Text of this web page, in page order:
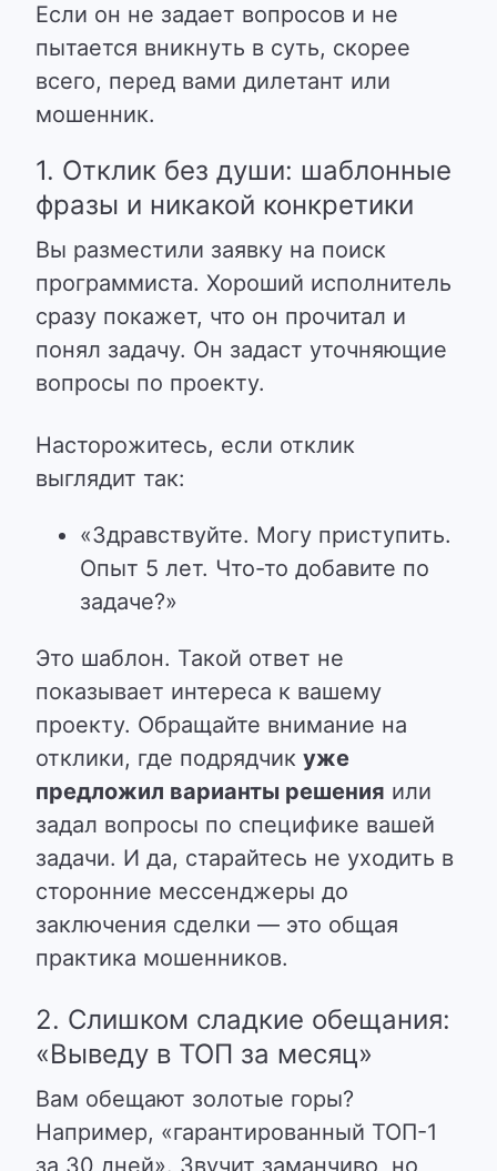
Если он не задает вопросов и не
пытается вникнуть в суть, скорее
всего, перед вами дилетант или
мошенник.
1. Отклик без души: шаблонные
фразы и никакой конкретики
Вы разместили заявку на поиск
программиста. Хороший исполнитель
сразу покажет, что он прочитал и
понял задачу. Он задаст уточняющие
вопросы по проекту.
Насторожитесь, если отклик
выглядит так:
«Здравствуйте. Могу приступить.
Опыт 5 лет. Что-то добавите по
задаче?»
Это шаблон. Такой ответ не
показывает интереса к вашему
проекту. Обращайте внимание на
отклики, где подрядчик уже
предложил варианты решения или
задал вопросы по специфике вашей
задачи. И да, старайтесь не уходить в
сторонние мессенджеры до
заключения сделки — это общая
практика мошенников.
2. Слишком сладкие обещания:
«Выведу в ТОП за месяц»
Вам обещают золотые горы?
Например, «гарантированный ТОП-1
за 30 дней». Звучит заманчиво, но